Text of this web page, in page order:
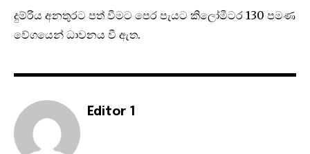
දුම්රිය අනතුරට පත් වීමට පෙර පැයට කිලෝමීටර 130 පමණ
වේගයෙන් ධාවනය වී ඇත.
Editor 1